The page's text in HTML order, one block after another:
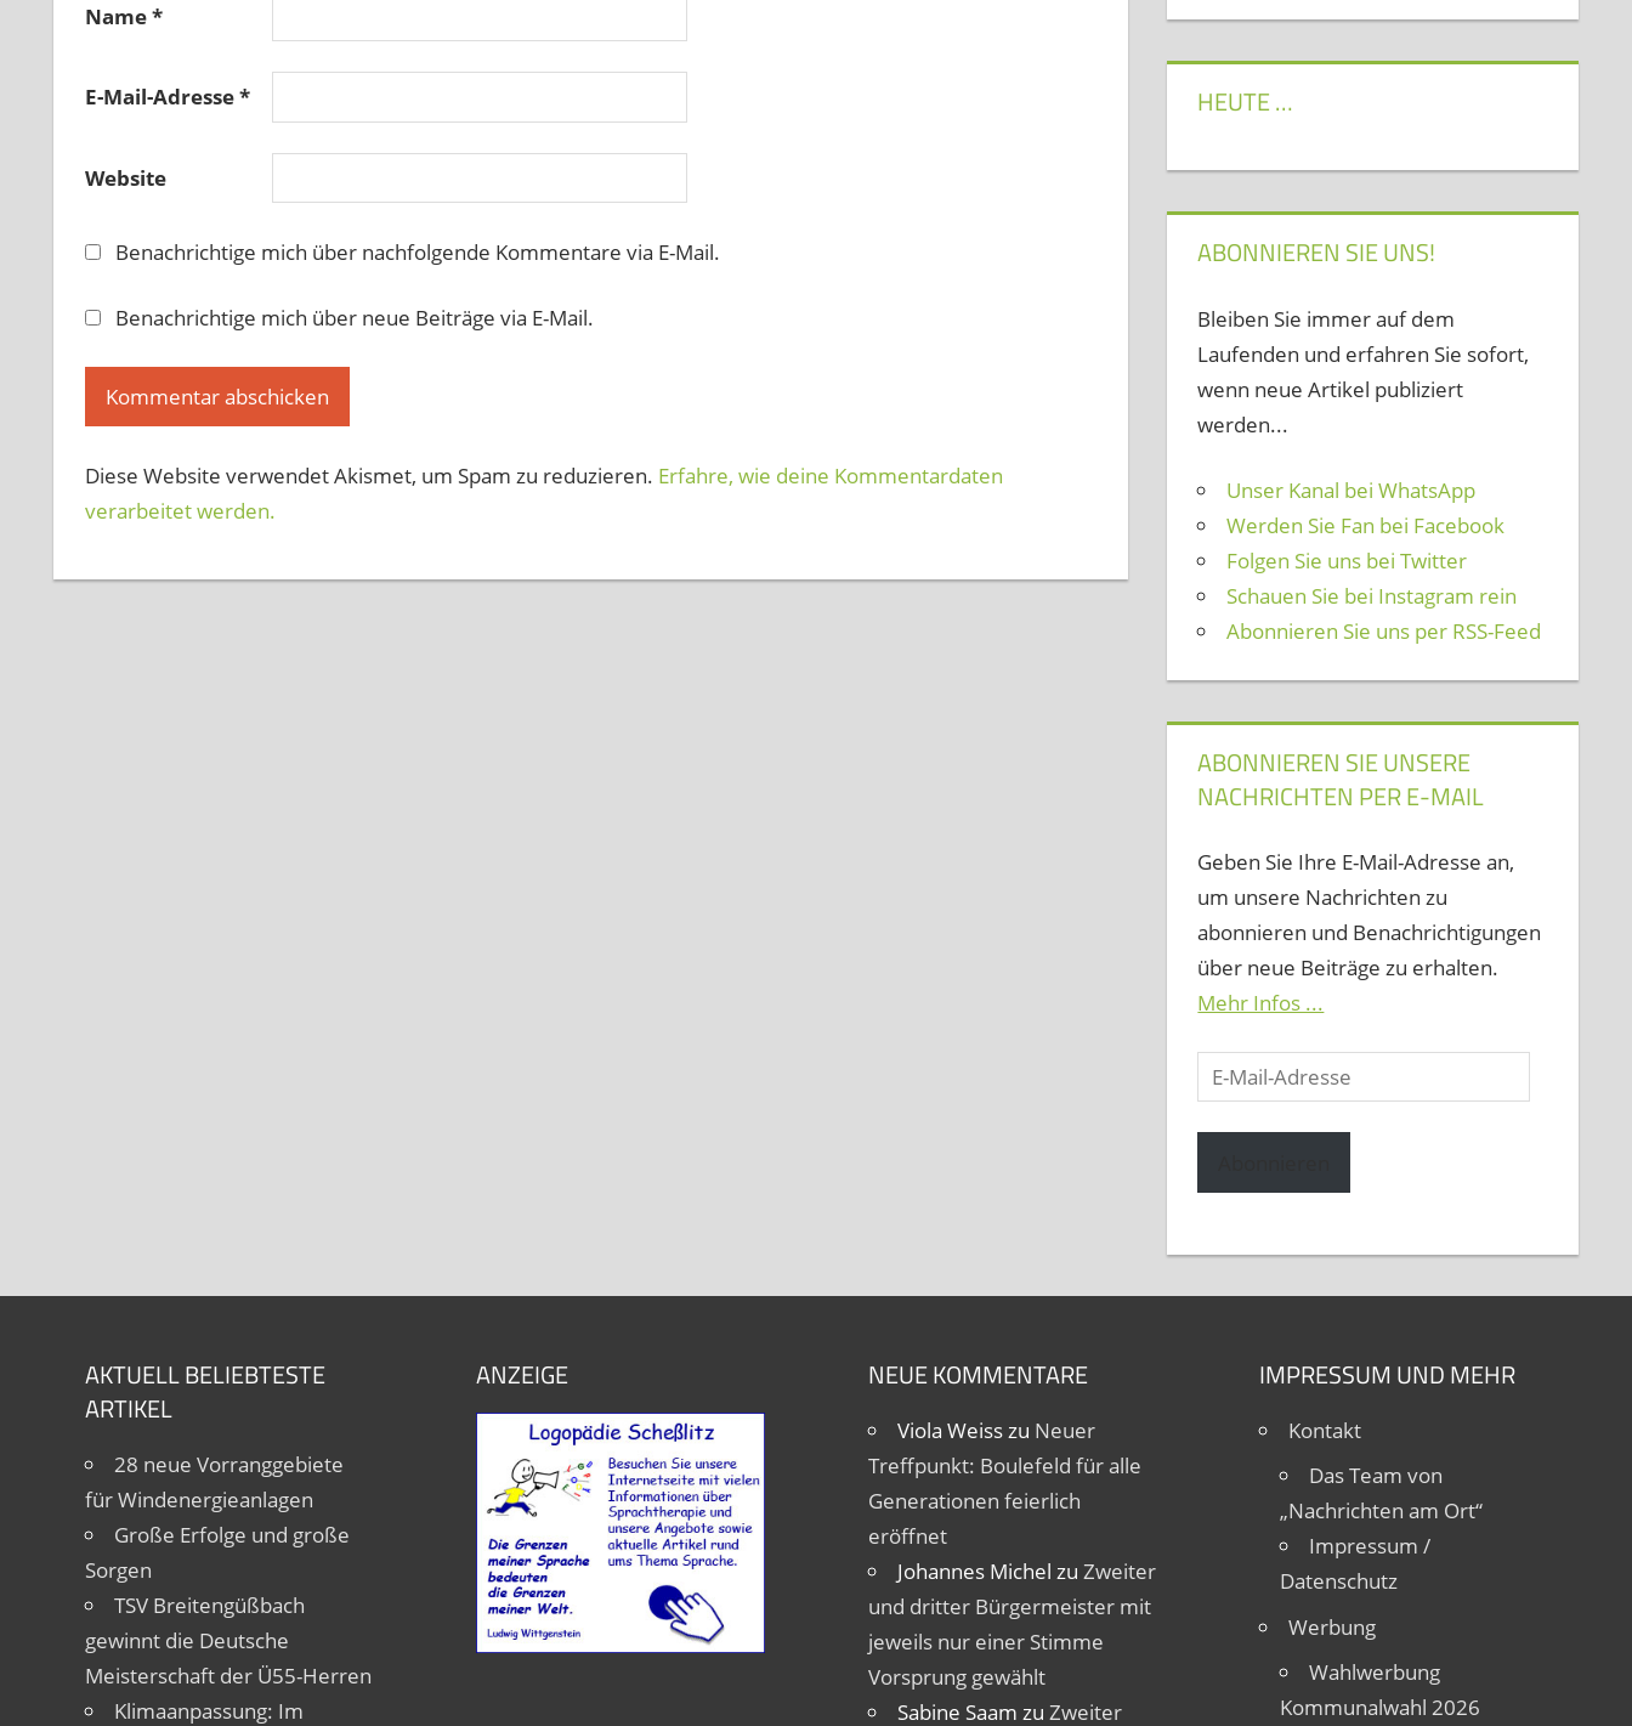
Name*
E-Mail-Adresse*
Website
Benachrichtige mich über nachfolgende Kommentare via E-Mail.
Benachrichtige mich über neue Beiträge via E-Mail.
Diese Website verwendet Akismet, um Spam zu reduzieren. Erfahre, wie deine Kommentardaten
verarbeitet werden.
HEUTE …
ABONNIEREN SIE UNS!
Bleiben Sie immer auf dem
Laufenden und erfahren Sie sofort,
wenn neue Artikel publiziert
werden...
Unser Kanal bei WhatsApp
Werden Sie Fan bei Facebook
Folgen Sie uns bei Twitter
Schauen Sie bei Instagram rein
Abonnieren Sie uns per RSS-Feed
ABONNIEREN SIE UNSERE
NACHRICHTEN PER E-MAIL
Geben Sie Ihre E-Mail-Adresse an,
um unsere Nachrichten zu
abonnieren und Benachrichtigungen
über neue Beiträge zu erhalten.
Mehr Infos ...
E-
Mail-
Adresse
AKTUELL BELIEBTESTE
ARTIKEL
28 neue Vorranggebiete
für Windenergieanlagen
Große Erfolge und große
Sorgen
TSV Breitengüßbach
gewinnt die Deutsche
Meisterschaft der Ü55-Herren
Klimaanpassung: Im
ANZEIGE NEUE KOMMENTARE
Viola Weisszu Neuer
Treffpunkt: Boulefeld für alle
Generationen feierlich
eröffnet
Johannes Michel zu Zweiter
und dritter Bürgermeister mit
jeweils nur einer Stimme
Vorsprung gewählt
Sabine Saam zu Zweiter
IMPRESSUM UND MEHR
Kontakt
Das Team von
„Nachrichten am Ort“
Impressum /
Datenschutz
Werbung
Wahlwerbung
Kommunalwahl 2026